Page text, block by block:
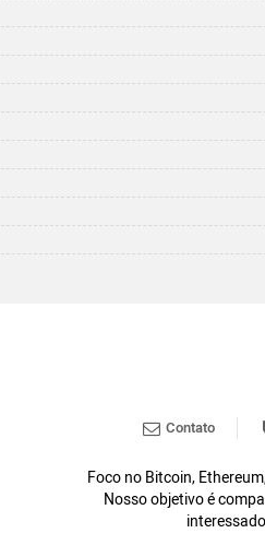
Contato
Foco no Bitcoin,
Nosso objetivo é